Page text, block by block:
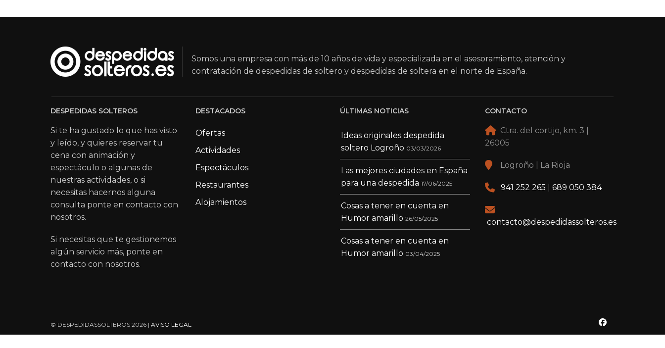
Somos una empresa con más de 10 años de vida y especializada en el asesoramiento, atención y
contratación de despedidas de soltero y despedidas de soltera en el norte de España.
DESPEDIDAS SOLTEROS
Si te ha gustado lo que has visto
y leído, y quieres reservar tu
cena con animación y
espectáculo o algunas de
nuestras actividades, o si
necesitas hacernos alguna
consulta ponte en contacto con
nosotros.
Si necesitas que te gestionemos
algún servicio más, ponte en
contacto con nosotros.
DESTACADOS
Ofertas
Actividades
Espectáculos
Restaurantes
Alojamientos
ÚLTIMAS NOTICIAS
Ideas originales despedida
soltero Logroño 03/03/2026
Las mejores ciudades en España
para una despedida 17/06/2025
Cosas a tener en cuenta en
Humor amarillo 26/05/2025
Cosas a tener en cuenta en
Humor amarillo 03/04/2025
CONTACTO
Ctra. del cortijo, km. 3 |
26005
Logroño | La Rioja
941 252 265 689 050 384
contacto@despedidassolteros.es
© DESPEDIDASSOLTEROS 2026 | AVISO LEGAL